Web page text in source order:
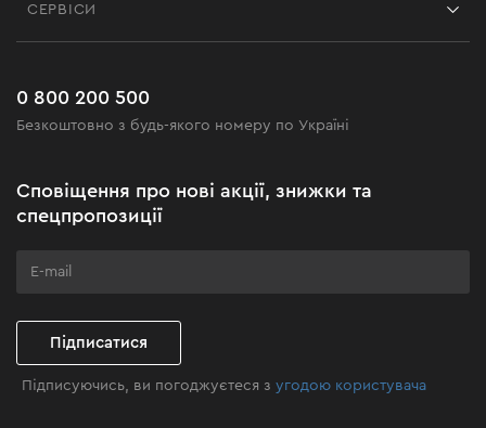
Чорна п'ятниця
Клуб майстерності
Поширені запитання
СЕРВІСИ
0 800 200 500
Безкоштовно з будь-якого номеру по Україні
Сповіщення про нові акції, знижки та
спецпропозиції
Підписатися
Підписуючись, ви погоджуєтеся зугодою користувача